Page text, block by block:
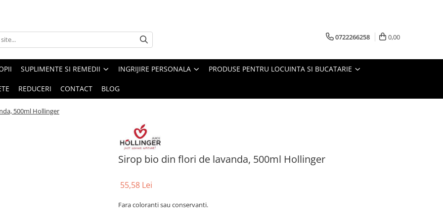
0722266258 0,00
SUPLIMENTE SI REMEDII INGRIJIRE PERSONALA PRODUSE PENTRU LOCUINTA SI BUCATARIE
REDUCERI CONTACT BLOG
500ml Hollinger
Sirop bio din flori de lavanda, 500ml Hollinger
55,58 Lei
Fara coloranti sau conservanti.